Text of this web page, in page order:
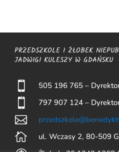
PRZEDSZKOLE I ŻŁOBEK
JADWIGI KULESZY W GDAŃSKU
 505 196 765 –
 797 907 124 –

 ul. Wczasy 2, 80-509